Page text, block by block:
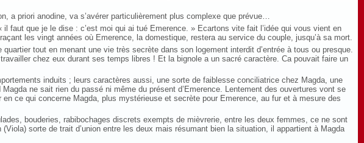
a priori anodine, va s’avérer particulièrement plus complexe que prévue…
faut que je le dise : c’est moi qui ai tué Emerence. » Ecartons vite fait l’idée qui vous vient en
les vingt années où Emerence, la domestique, restera au service du couple, jusqu’à sa mort.
tout en menant une vie très secrète dans son logement interdit d’entrée à tous ou presque.
chez eux durant ses temps libres ! Et la bignole a un sacré caractère. Ca pouvait faire un
induits ; leurs caractères aussi, une sorte de faiblesse conciliatrice chez Magda, une
ne sait rien du passé ni même du présent d’Emerence. Lentement des ouvertures vont se
ce qui concerne Magda, plus mystérieuse et secrète pour Emerence, au fur et à mesure des
bouderies, rabibochages discrets exempts de mièvrerie, entre les deux femmes, ce ne sont
sorte de trait d’union entre les deux mais résumant bien la situation, il appartient à Magda